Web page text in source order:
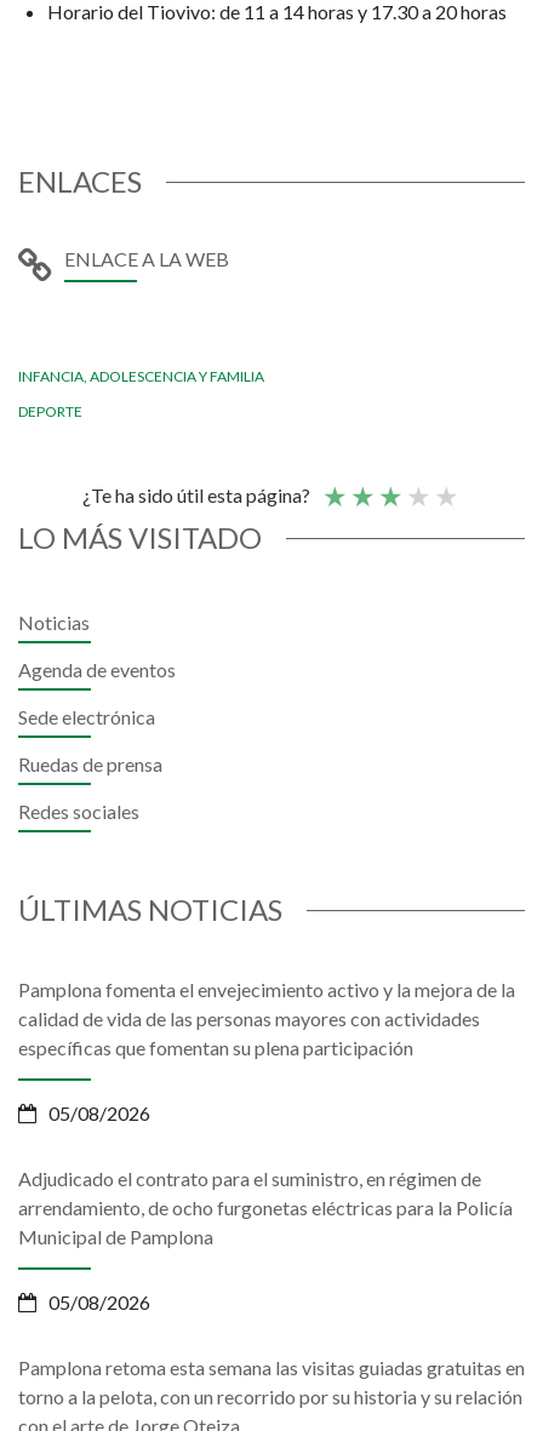
Horario del Tiovivo: de 11 a 14 horas y 17.30 a 20 horas
ENLACES
ENLACE A LA WEB
INFANCIA, ADOLESCENCIA Y FAMILIA
DEPORTE
¿Te ha sido útil esta página?
LO MÁS VISITADO
Noticias
Agenda de eventos
Sede electrónica
Ruedas de prensa
Redes sociales
ÚLTIMAS NOTICIAS
Pamplona fomenta el envejecimiento activo y la mejora de la
calidad de vida de las personas mayores con actividades
específicas que fomentan su plena participación
05/08/2026
Adjudicado el contrato para el suministro, en régimen de
arrendamiento, de ocho furgonetas eléctricas para la Policía
Municipal de Pamplona
05/08/2026
Pamplona retoma esta semana las visitas guiadas gratuitas en
torno a la pelota, con un recorrido por su historia y su relación
con el arte de Jorge Oteiza